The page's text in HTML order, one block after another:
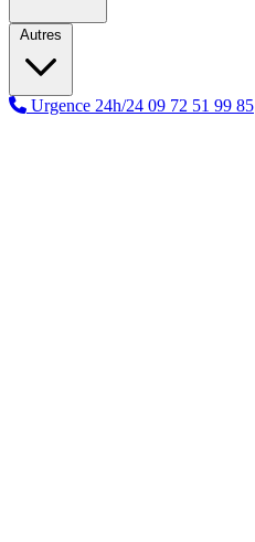
Autres
Urgence 24h/24 09 72 51 99 85